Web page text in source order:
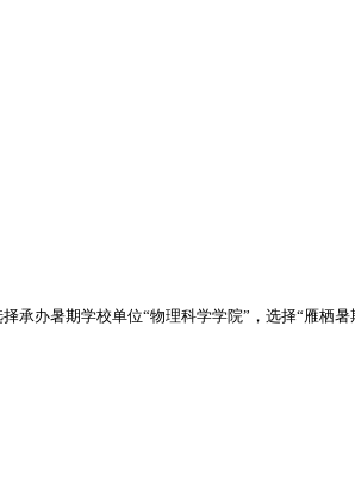
择承办暑期学校单位“物理科学学院”，选择“雁栖